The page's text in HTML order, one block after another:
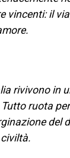
vincenti: il
rivivono
ruota
del